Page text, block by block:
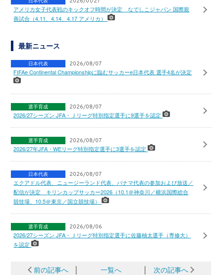
アメリカ女子代表戦のキックオフ時間が決定 なでしこジャパン 国際親
善試合（4.11、4.14、4.17 アメリカ）
最新ニュース
日本代表 2026/08/07
FIFAe Continental Championshipに臨むサッカーe日本代表 選手4名が決定
選手育成 2026/08/07
2026/27シーズン JFA・Ｊリーグ特別指定選手に9選手を認定
選手育成 2026/08/07
2026/27年JFA・WEリーグ特別指定選手に3選手を認定
日本代表 2026/08/07
エクアドル代表、ニュージーランド代表、パナマ代表の参加および放送／
配信が決定 キリンカップサッカー2026（10.1＠神奈川／横浜国際総合
競技場、10.5＠東京／国立競技場）
選手育成 2026/08/06
2026/27シーズン JFA・Ｊリーグ特別指定選手に佐藤柚太選手（専修大）
を認定
前の記事へ │ 一覧へ │ 次の記事へ